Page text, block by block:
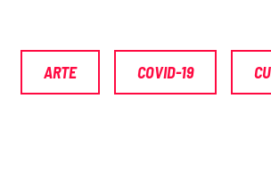
ARTE COVID-19